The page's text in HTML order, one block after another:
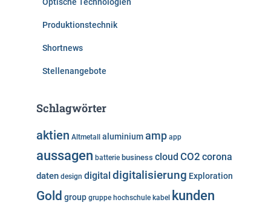
Optische Technologien
Produktionstechnik
Shortnews
Stellenangebote
Schlagwörter
aktien Altmetall aluminiumamp app
aussagen batterie business cloud CO2 corona
daten design digital digitalisierung Exploration
Gold group gruppe hochschule kabel kunden